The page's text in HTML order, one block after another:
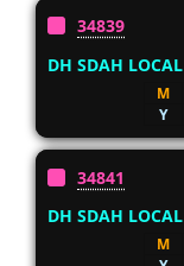
34839
DH SDAH LOCAL
M
Y
34841
DH SDAH LOCAL
M